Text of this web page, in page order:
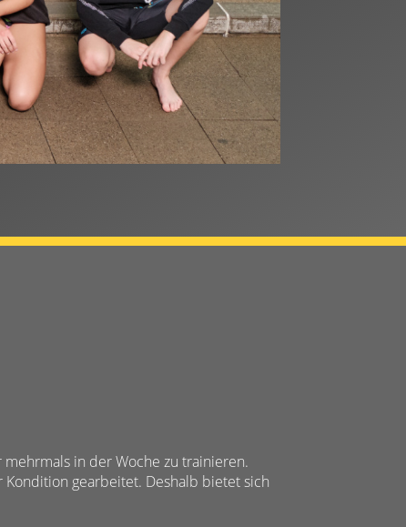
in der Woche zu trainieren.
Kondition gearbeitet. Deshalb bietet sich